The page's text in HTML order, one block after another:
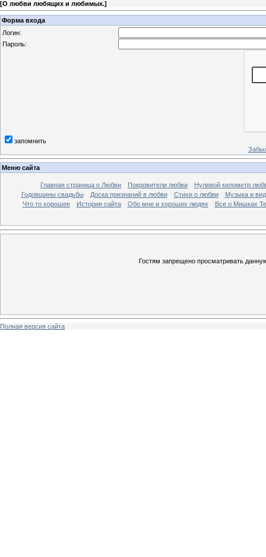
[О любви любящих и любимых.]
Форма входа
Логин:
Пароль:
запомнить
Меню сайта
Главная страница о Любви Покровители любви
Нулевой километр
Годовщины свадьбы
Доска признаний в любви Стихи о любви
Музыка и
Что то хорошее
История сайта Обо мне и хороших людях Все о Мишках
Гостям запрещено просматривать
Полная версия сайта